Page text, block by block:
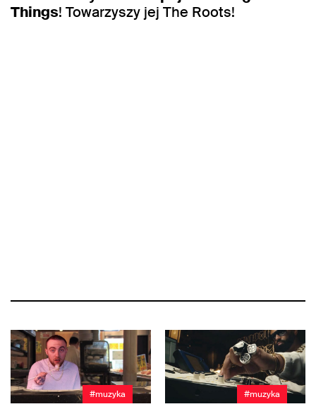
Things! Towarzyszy jej The Roots!
#muzyka #muzyka